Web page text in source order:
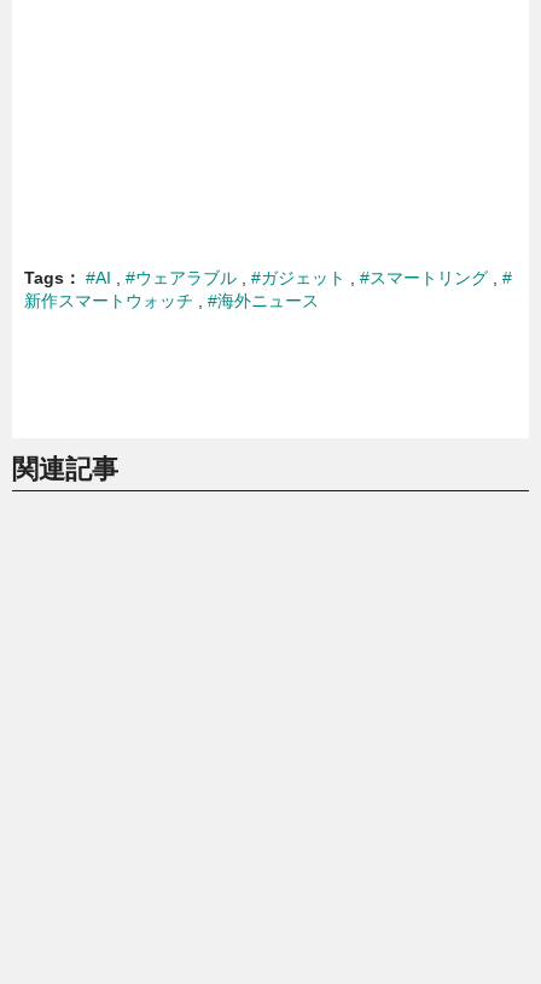
Tags #AI #ウェアラブル #ガジェット #スマートリング
#
新作スマートウォッチ
#海外ニュース
関連記事